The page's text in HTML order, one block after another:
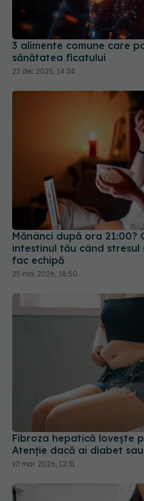
3 alimente comune care
sănătatea ficatului
22 dec 2025, 14:34
Mănânci după ora 21:00?
intestinul tău când
fac echipă
25 mai 2026, 18:50
Fibroza hepatică lovește
Atenție dacă ai diabet
10 mar 2026, 12:31